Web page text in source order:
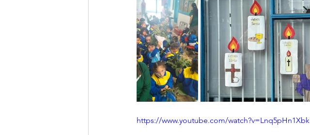
https://www.youtube.com/watch?v=Lnq5pHn1Xbk